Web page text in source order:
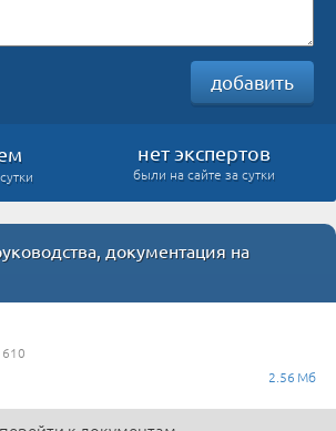
добавить
нет экспертов
были на сайте за сутки
документация на
2.56 Мб